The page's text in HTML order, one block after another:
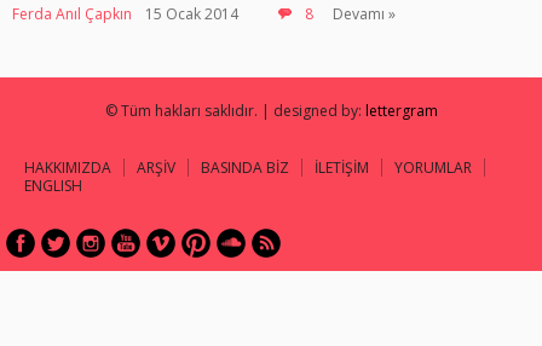
Ferda Anıl Çapkın 15 Ocak 2014 8 Devamı »
© Tüm hakları saklıdır. | designed by: lettergram
HAKKIMIZDA ARŞİV BASINDA BİZ İLETİŞİM
YORUMLAR
ENGLISH